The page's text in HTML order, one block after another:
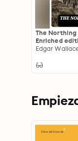
The Northing
Enriched
Edgar